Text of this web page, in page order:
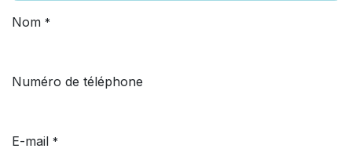
Nom *
Numéro de téléphone
E-mail *